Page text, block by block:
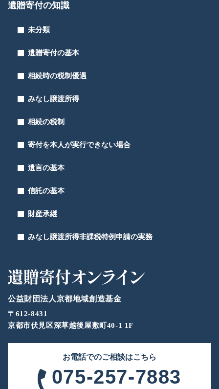
遺贈寄付の知識
未分類
遺贈寄付の基本
相続時の税制優遇
みなし譲渡所得
相続の税制
寄付を本人が実行できない場合
遺言の基本
信託の基本
財産承継
みなし譲渡所得非課税特例申請の実務
公益財団法人京都地域創造基金
〒612-8431
京都市伏見区深草越後屋敷町40-1 1F
お電話でのご相談はこちら
075-257-7883